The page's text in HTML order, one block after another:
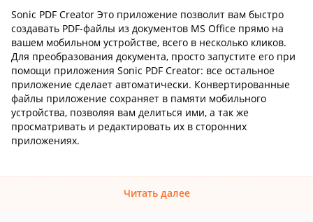
Sonic PDF Creator Это приложение позволит вам быстро
создавать PDF-файлы из документов MS Office прямо на
вашем мобильном устройстве, всего в несколько кликов.
Для преобразования документа, просто запустите его при
помощи приложения Sonic PDF Creator: все остальное
приложение сделает автоматически. Конвертированные
файлы приложение сохраняет в памяти мобильного
устройства, позволяя вам делиться ими, а так же
просматривать и редактировать их в сторонних
приложениях.
Читать далее